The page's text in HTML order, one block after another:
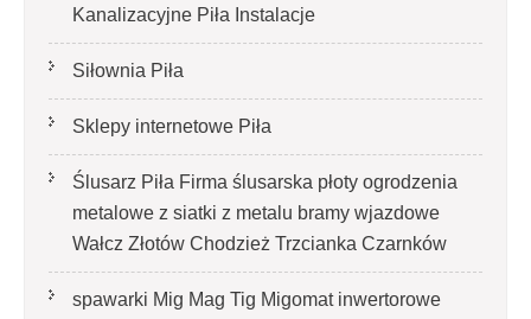
Kanalizacyjne Piła Instalacje
Siłownia Piła
Sklepy internetowe Piła
Ślusarz Piła Firma ślusarska płoty ogrodzenia
metalowe z siatki z metalu bramy wjazdowe
Wałcz Złotów Chodzież Trzcianka Czarnków
spawarki Mig Mag Tig Migomat inwertorowe